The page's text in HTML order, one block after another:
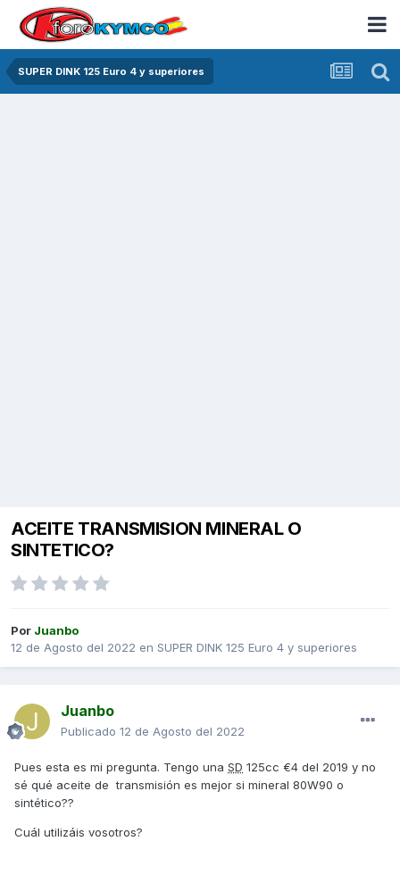
SUPER DINK 125 Euro 4 y superiores
ACEITE TRANSMISION MINERAL O
SINTETICO?
Por Juanbo
12 de Agosto del 2022 en SUPER DINK 125 Euro 4 y superiores
Juanbo
Publicado 12 de Agosto del 2022
Pues esta es mi pregunta. Tengo una SD 125cc €4 del 2019 y no
sé qué aceite de transmisión es mejor si mineral 80W90 o
sintético??
Cuál utilizáis vosotros?